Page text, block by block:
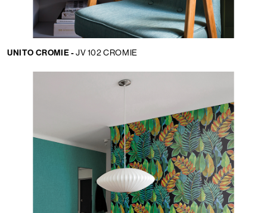
UNITO CROMIE -JV 102 CROMIE